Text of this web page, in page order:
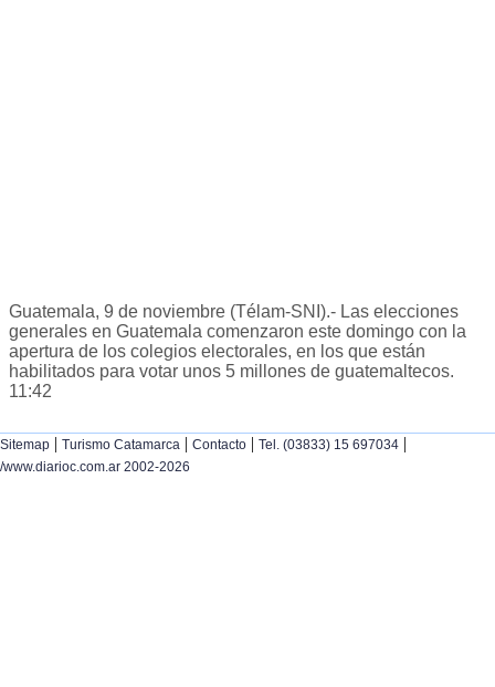
Guatemala, 9 de noviembre (Télam-SNI).- Las elecciones
generales en Guatemala comenzaron este domingo con la
apertura de los colegios electorales, en los que están
habilitados para votar unos 5 millones de guatemaltecos.
11:42
Sitemap | Turismo Catamarca | Contacto | Tel. (03833) 15 697034 |
/www.diarioc.com.ar 2002-2026